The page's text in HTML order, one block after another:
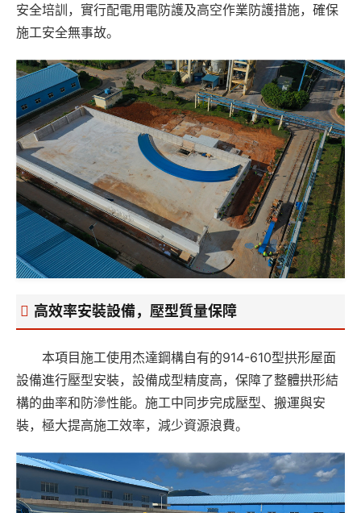
安全培訓，實行配電用電防護及高空作業防護措施，確保
施工安全無事故。
高效率安裝設備，壓型質量保障
本項目施工使用杰達鋼構自有的914-610型拱形屋面
設備進行壓型安裝，設備成型精度高，保障了整體拱形結
構的曲率和防滲性能。施工中同步完成壓型、搬運與安
裝，極大提高施工效率，減少資源浪費。